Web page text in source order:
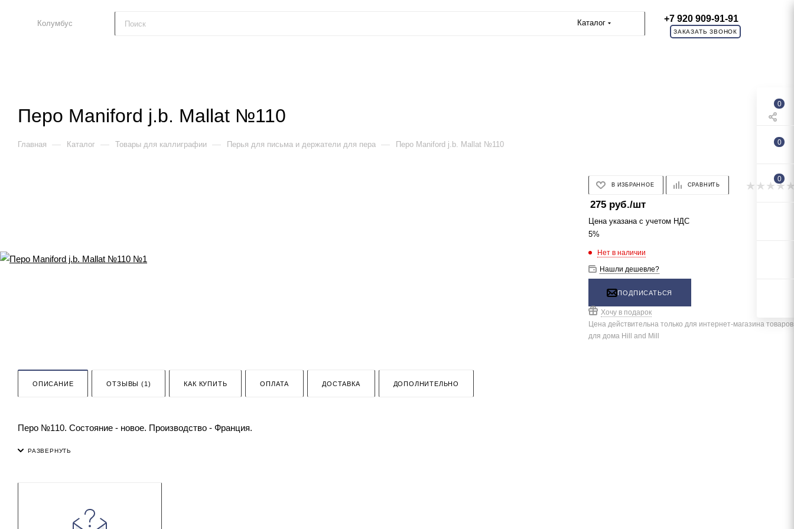
Колумбус Каталог +7 920 909-91-91
ЗАКАЗАТЬ ЗВОНОК
Перо Maniford j.b. Mallat №110
Главная — Каталог — Товары для каллиграфии — Перья для письма и держатели для пера — Перо Maniford j.b. Mallat №110
В ИЗБРАННОЕ СРАВНИТЬ
275руб./шт
Цена указана с учетом НДС
5%
Нет в наличии
Нашли дешевле?
ПОДПИСАТЬСЯ
Хочу в подарок
Цена действительна только для интернет-магазина товаров
для дома Hill and Mill
ОПИСАНИЕ ОТЗЫВЫ (1) КАК КУПИТЬ ОПЛАТА ДОСТАВКА ДОПОЛНИТЕЛЬНО
Перо №110. Состояние - новое. Производство - Франция.
0
0
0